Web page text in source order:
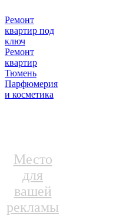
Ремонт
квартир под
ключ
Ремонт
квартир
Тюмень
Парфюмерия
и косметика
Место
для
вашей
рекламы